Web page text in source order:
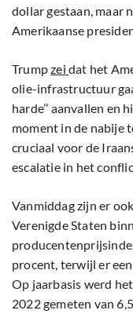
dollar gestaan, maar
Amerikaanse
Trumpzeidat het
olie-infrastructuur
harde’’ aanvallen en
moment in de nabije
cruciaal voor de
escalatie in het
Vanmiddag zijn er
Verenigde Staten
procent, terwijl er
Op jaarbasis werd
2022 gemeten van